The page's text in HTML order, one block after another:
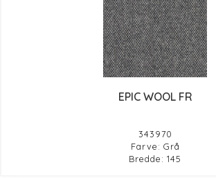
EPIC WOOL FR
343970
Farve: Grå
Bredde: 145